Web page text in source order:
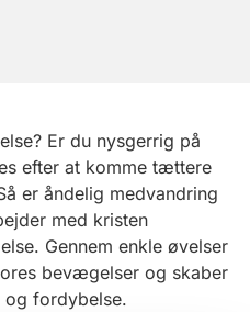
Er du nysgerrig på
efter at komme tættere
er åndelig medvandring
med kristen
Gennem enkle øvelser
bevægelser og skaber
fordybelse.